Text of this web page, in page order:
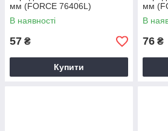
мм (FORCE 76406L)
В наявності
57 ₴
Купити
мм
В
76 ₴